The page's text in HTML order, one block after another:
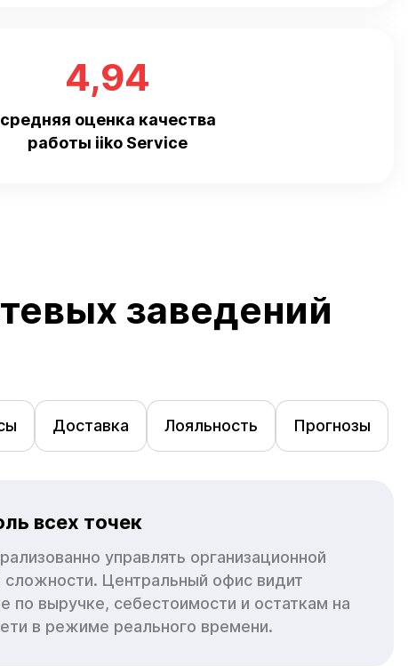
4,94
средняя оценка качества
работы iiko Service
заведений
Доставка Лояльность Прогнозы
всех точек
управлять организационной
сложности. Центральный офис видит
по выручке, себестоимости и остаткам на
в режиме реального времени.